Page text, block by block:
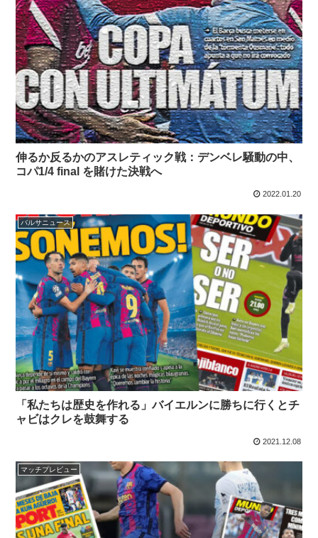
伸るか反るかのアスレティック戦：デンベレ騒動の中、
コパ1/4 final を賭けた決戦へ
2022.01.20
バルサニュース
「私たちは歴史を作れる」バイエルンに勝ちに行くとチ
ャビはクレを鼓舞する
2021.12.08
マッチプレビュー